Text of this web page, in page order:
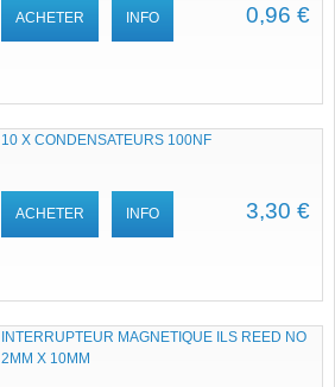
0,96 €
ACHETER INFO
10 X CONDENSATEURS 100NF
3,30 €
ACHETER INFO
INTERRUPTEUR MAGNETIQUE ILS REED NO
2MM X 10MM